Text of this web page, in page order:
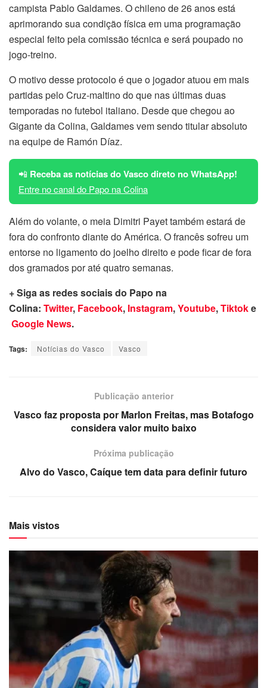
campista Pablo Galdames. O chileno de 26 anos está
aprimorando sua condição física em uma programação
especial feito pela comissão técnica e será poupado no
jogo-treino.
O motivo desse protocolo é que o jogador atuou em mais
partidas pelo Cruz-maltino do que nas últimas duas
temporadas no futebol italiano. Desde que chegou ao
Gigante da Colina, Galdames vem sendo titular absoluto
na equipe de Ramón Díaz.
📲 Receba as notícias do Vasco direto no WhatsApp!
Entre no canal do Papo na Colina
Além do volante, o meia Dimitri Payet também estará de
fora do confronto diante do América. O francês sofreu um
entorse no ligamento do joelho direito e pode ficar de fora
dos gramados por até quatro semanas.
+ Siga as redes sociais do Papo na
Colina: Twitter, Facebook, Instagram,Youtube,Tiktoke
Google News.
Tags: Notícias do Vasco Vasco
Publicação anterior
Vasco faz proposta por Marlon Freitas, mas Botafogo
considera valor muito baixo
Próxima publicação
Alvo do Vasco, Caíque tem data para definir futuro
Mais vistos